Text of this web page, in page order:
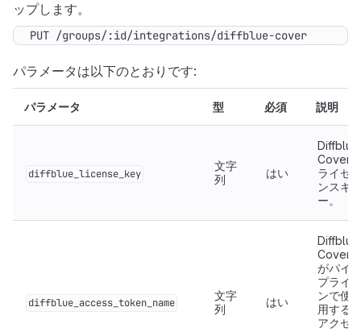
ップします。
PUT /groups/:id/integrations/diffblue-cover
パラメータは以下のとおりです:
パラメータ 型 必須 説明
diffblue_license_key
文字
列
はい
Diffblue
Cover
ライセ
ンスキ
ー。
diffblue_access_token_name
文字
列
はい
Diffblue
Cover
がパイ
プライ
ンで使
用する
アクセ